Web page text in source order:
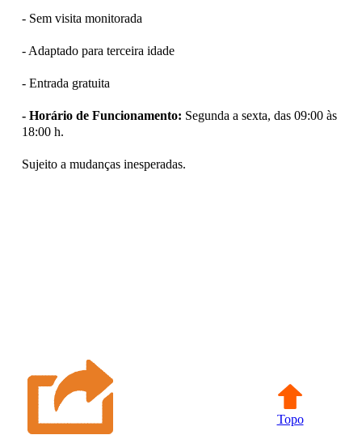
- Sem visita monitorada
- Adaptado para terceira idade
- Entrada gratuita
- Horário de Funcionamento: Segunda a sexta, das 09:00 às
18:00 h.
Sujeito a mudanças inesperadas.
Topo